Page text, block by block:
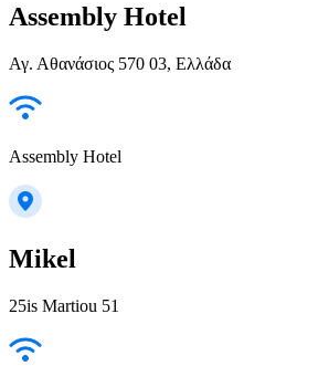
Assembly Hotel
Αγ. Αθανάσιος 570 03, Ελλάδα
Assembly Hotel
Mikel
25is Martiou 51